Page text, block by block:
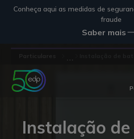
Conheça aqui as medidas de
fraude
Saber mais
Instalação